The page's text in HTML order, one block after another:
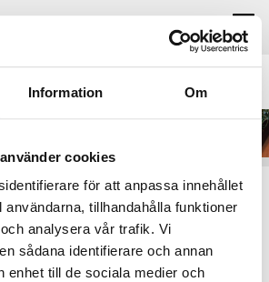
Information Om
cookies
för att anpassa innehållet
användarna, tillhandahålla funktioner
analysera vår trafik. Vi
sådana identifierare och annan
enhet till de sociala medier och
MENY
din egen fest!
och produkter via
till höger.